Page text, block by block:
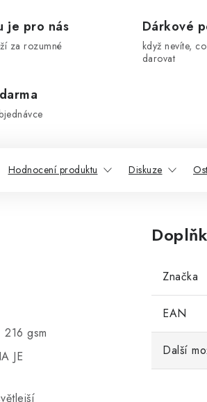
je pro nás
za rozumné
Dárkové
když nevíte,
darovat
Hodnocení produktu Diskuze
gsm
JE
Značka
EAN
Další